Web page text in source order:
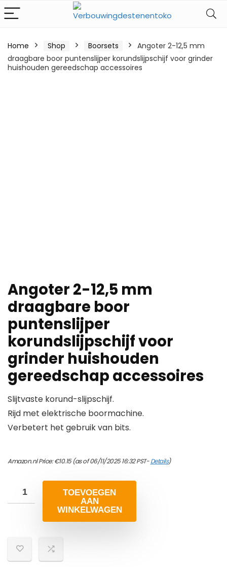
Home Shop Boorsets
Angoter 2-12,5 mm
draagbare boor puntenslijper korundslijpschijf voor grinder
huishouden gereedschap accessoires
Angoter 2-12,5 mm
draagbare boor
puntenslijper
korundslijpschijf voor
grinder huishouden
gereedschap accessoires
Slijtvaste korund-slijpschijf.
Rijd met elektrische boormachine.
Verbetert het gebruik van bits.
Amazon.nl Price:€10.15(as of 06/11/2025 16:32 PST-Details)
TOEVOEGEN
AAN
WINKELWAGEN